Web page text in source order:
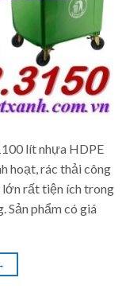
lít nhựa HDPE
hoạt, rác thải công
rất tiện ích trong
Sản phẩm có giá